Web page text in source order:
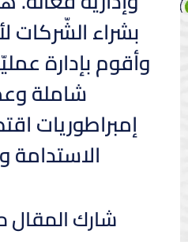
بشراء الشّركات
وأقوم بإدارة
شاملة
إمبراطوريات
الاستدامة
شارك